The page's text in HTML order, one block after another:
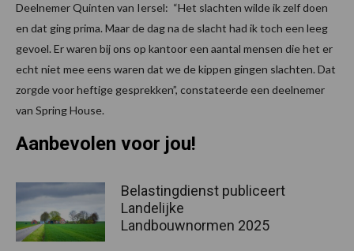
Deelnemer Quinten van Iersel: “Het slachten wilde ik zelf doen
en dat ging prima. Maar de dag na de slacht had ik toch een leeg
gevoel. Er waren bij ons op kantoor een aantal mensen die het er
echt niet mee eens waren dat we de kippen gingen slachten. Dat
zorgde voor heftige gesprekken”, constateerde een deelnemer
van Spring House.
Aanbevolen voor jou!
Belastingdienst publiceert
Landelijke
Landbouwnormen 2025